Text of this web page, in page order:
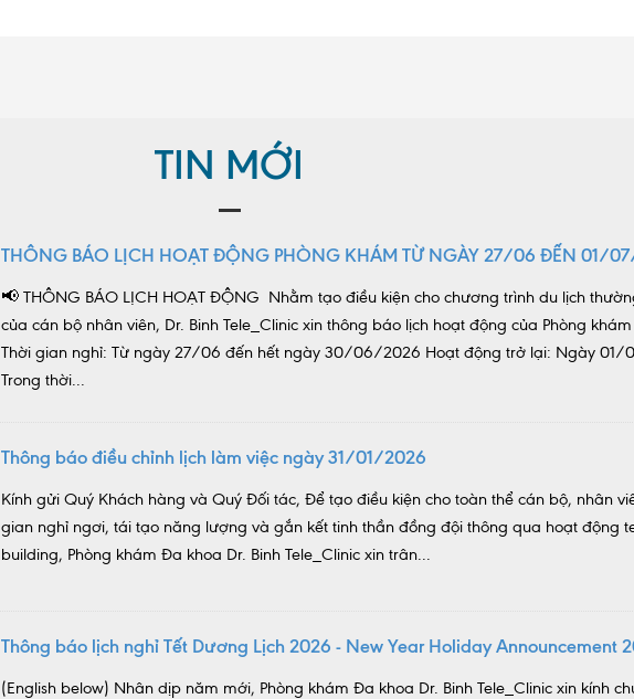
TIN MỚI
THÔNG BÁO LỊCH HOẠT ĐỘNG PHÒNG KHÁM TỪ NGÀY 27/06 ĐẾN 01/
📢 THÔNG BÁO LỊCH HOẠT ĐỘNG Nhằm tạo điều kiện cho chương trình du lịch
của cán bộ nhân viên, Dr. Binh Tele_Clinic xin thông báo lịch hoạt động của Phòng
Thời gian nghỉ: Từ ngày 27/06 đến hết ngày 30/06/2026 Hoạt động trở lại: Ngày 01/
Trong thời...
Thông báo điều chỉnh lịch làm việc ngày 31/01/2026
Kính gửi Quý Khách hàng và Quý Đối tác, Để tạo điều kiện cho toàn thể cán bộ, nhân
gian nghỉ ngơi, tái tạo năng lượng và gắn kết tinh thần đồng đội thông qua hoạt động
building, Phòng khám Đa khoa Dr. Binh Tele_Clinic xin trân...
Thông báo lịch nghỉ Tết Dương Lịch 2026 - New Year Holiday Announcement
(English below) Nhân dịp năm mới, Phòng khám Đa khoa Dr. Binh Tele_Clinic xin kính